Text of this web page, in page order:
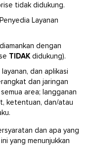
tidak didukung.
Layanan
dengan
TIDAKdidukung).
dan aplikasi
dan jaringan
area; langganan
ketentuan, dan/atau
dan apa yang
yang menunjukkan